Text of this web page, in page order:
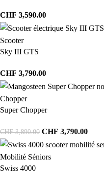
CHF 3,590.00
Scooter
Sky III GTS
CHF 3,790.00
Chopper
Super Chopper
CHF3,890.00 CHF 3,790.00
Mobilité Séniors
Swiss 4000